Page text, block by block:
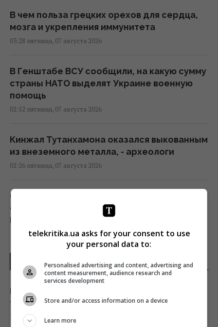
В чем польза грецких орехов для сердца,
мозга и укрепления иммунитета
03:28 пятница, 07 августа 2026
В Генштабе ВСУ сообщили, на какую сумму
страны НАТО выделят Украине военную
помощь
02:52 пятница, 07 августа 2026
Кинжал Тутанхамона оказался выкованным
из внеземного металла, - археологи
02:26 пятница, 07 августа 2026
США ввели новые санкции против Кубы за
сотрудничество с Китаем и РФ, –
Bloomberg
02:05 пятница, 07 августа 2026
Как выбраться из грязи на автомобиле:
назван простой предмет в салоне,
который может помочь
01:23 пятница, 07 августа 2026
ПОСЛЕДНИЕ НОВОСТИ
Почему врачи во времена СССР носили
только белые халаты: ответ удивит многих
7 августа 2026, 05:11
telekritika.ua asks for your consent to use
your personal data to:
Personalised advertising and content, advertising and
content measurement, audience research and
services development
Store and/or access information on a device
Learn more